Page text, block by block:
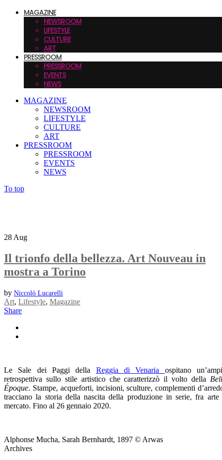
MAGAZINE
NEWSROOM
LIFESTYLE
CULTURE
ART
PRESSROOM
PRESSROOM
EVENTS
NEWS
MAGAZINE
NEWSROOM
LIFESTYLE
CULTURE
ART
PRESSROOM
PRESSROOM
EVENTS
NEWS
To top
28 Aug
Il trionfo della bellezza. Art Nouveau in
mostra a Torino
by Niccolò Lucarelli
Art, Lifestyle, Magazine
Share
Le Sale dei Paggi della Reggia di Venaria ospitano
retrospettiva sullo stile artistico che caratterizzò il volto della
Époque. Stampe, acqueforti, incisioni, sculture, complementi
tracciano la storia della nascita della produzione in serie, fra arte
mercato. Fino al 26 gennaio 2020.
Alphonse Mucha, Sarah Bernhardt, 1897 © Arwas
Archives